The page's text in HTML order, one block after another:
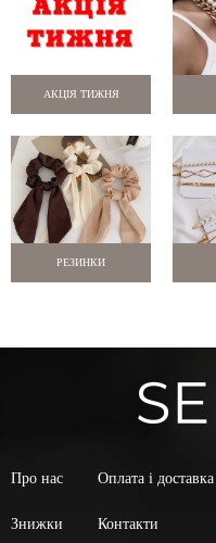
АКЦІЯ ТИЖНЯ
РЕЗИНКИ
Про нас Оплата і доставка
Знижки Контакти